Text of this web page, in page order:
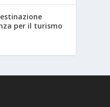
per il turismo